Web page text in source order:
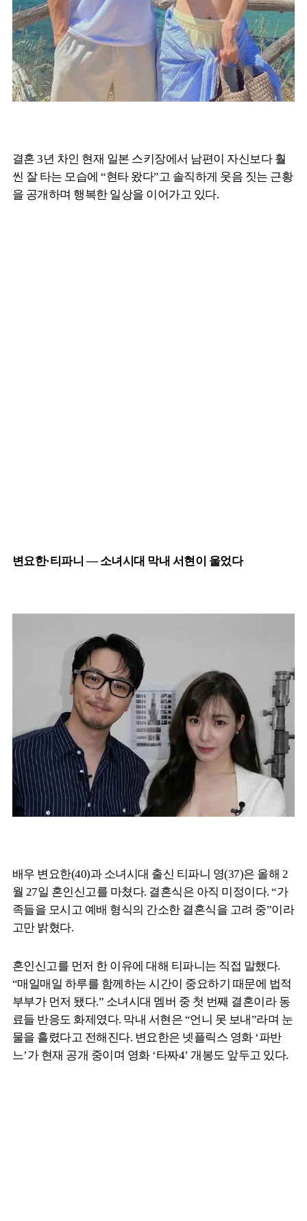
결혼 3년 차인 현재 일본 스키장에서 남편이 자신보다 훨
씬 잘 타는 모습에 “현타 왔다”고 솔직하게 웃음 짓는 근황
을 공개하며 행복한 일상을 이어가고 있다.
변요한·티파니 — 소녀시대 막내 서현이 울었다
배우 변요한(40)과 소녀시대 출신 티파니 영(37)은 올해 2
월 27일 혼인신고를 마쳤다. 결혼식은 아직 미정이다. “가
족들을 모시고 예배 형식의 간소한 결혼식을 고려 중”이라
고만 밝혔다.
혼인신고를 먼저 한 이유에 대해 티파니는 직접 말했다.
“매일매일 하루를 함께하는 시간이 중요하기 때문에 법적
부부가 먼저 됐다.” 소녀시대 멤버 중 첫 번째 결혼이라 동
료들 반응도 화제였다. 막내 서현은 “언니 못 보내”라며 눈
물을 흘렸다고 전해진다. 변요한은 넷플릭스 영화 ‘파반
느’가 현재 공개 중이며 영화 ‘타짜4’ 개봉도 앞두고 있다.